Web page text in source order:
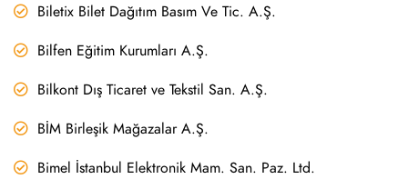
Biletix Bilet Dağıtım Basım Ve Tic. A.Ş.
Bilfen Eğitim Kurumları A.Ş.
Bilkont Dış Ticaret ve Tekstil San. A.Ş.
BİM Birleşik Mağazalar A.Ş.
Bimel İstanbul Elektronik Mam. San. Paz. Ltd.